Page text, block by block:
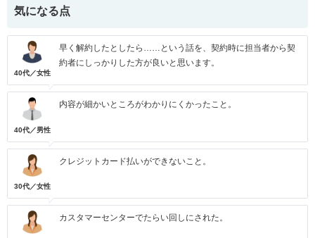
気になる点
40代／女性
早く解約したとしたら……という話を、契約時に担当者から契
約者にしっかりした方が良いと思います。
40代／男性
内容が細かいところがわかりにくかったこと。
30代／女性
クレジットカード払いができないこと。
カスタマーセンターでたらい回しにされた。